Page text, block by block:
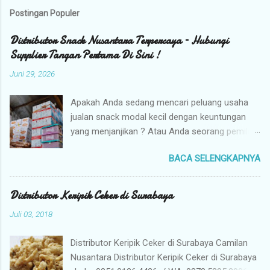
Postingan Populer
Distributor Snack Nusantara Terpercaya – Hubungi
Supplier Tangan Pertama Di Sini !
Juni 29, 2026
Apakah Anda sedang mencari peluang usaha
jualan snack modal kecil dengan keuntungan
yang menjanjikan ? Atau Anda seorang pemilik
tangan pertama dengan harga grosir camilan
kiloan termurah ? Camilan Nusantara hadir
sebagai jawaban atas kebutuhan bisnis Anda !
Kami adalah distributor snack nusantara
berkualitas premium langsung dari gudang
pusat (tangan pertama). Mengapa Memilih
BACA SELENGKAPNYA
Distributor Keripik Ceker di Surabaya
Juli 03, 2018
Distributor Keripik Ceker di Surabaya Camilan
Nusantara Distributor Keripik Ceker di Surabaya